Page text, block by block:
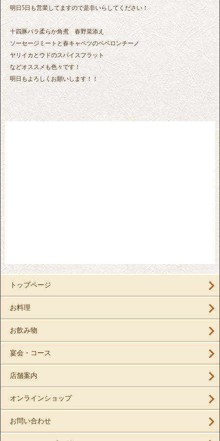
明日5日も営業してますので是非いらしてください！
十四豚バラ柔らか角煮 春野菜添え
ソーセージミートと春キャベツのペペロンチーノ
ヤリイカとウドのスパイスフラット
などオススメも色々です！
明日もよろしくお願いします！！
トップページ
お料理
お飲み物
宴会・コース
店舗案内
オンラインショップ
お問い合わせ